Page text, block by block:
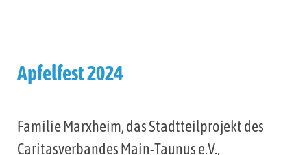
Apfelfest 2024
Familie Marxheim, das Stadtteilprojekt des
Caritasverbandes Main-Taunus e.V.,